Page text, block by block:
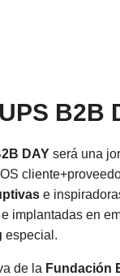
B2B
DAY será una
e
e implantadas en
especial.
de la Fundación